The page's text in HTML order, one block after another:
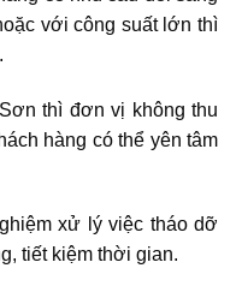
với công suất lớn thì
thì đơn vị không thu
hàng có thể yên tâm
xử lý việc tháo dỡ
tiết kiệm thời gian.